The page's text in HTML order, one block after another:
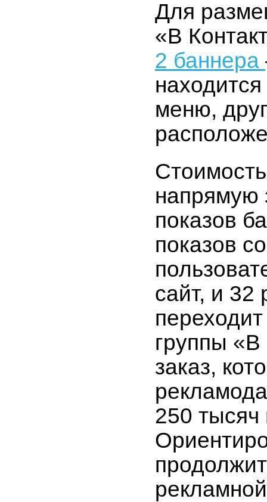
Для
«В
2 баннера
меню,
напрямую
показов
показов
сайт, и 32
группы
заказ,
250 тысяч